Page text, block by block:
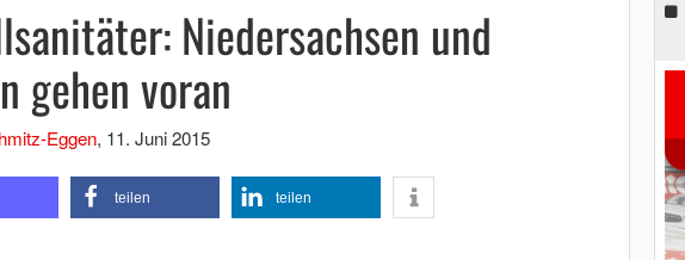
Niedersachsen und
gehen voran
Eggen, 11. Juni 2015
teilen teilen